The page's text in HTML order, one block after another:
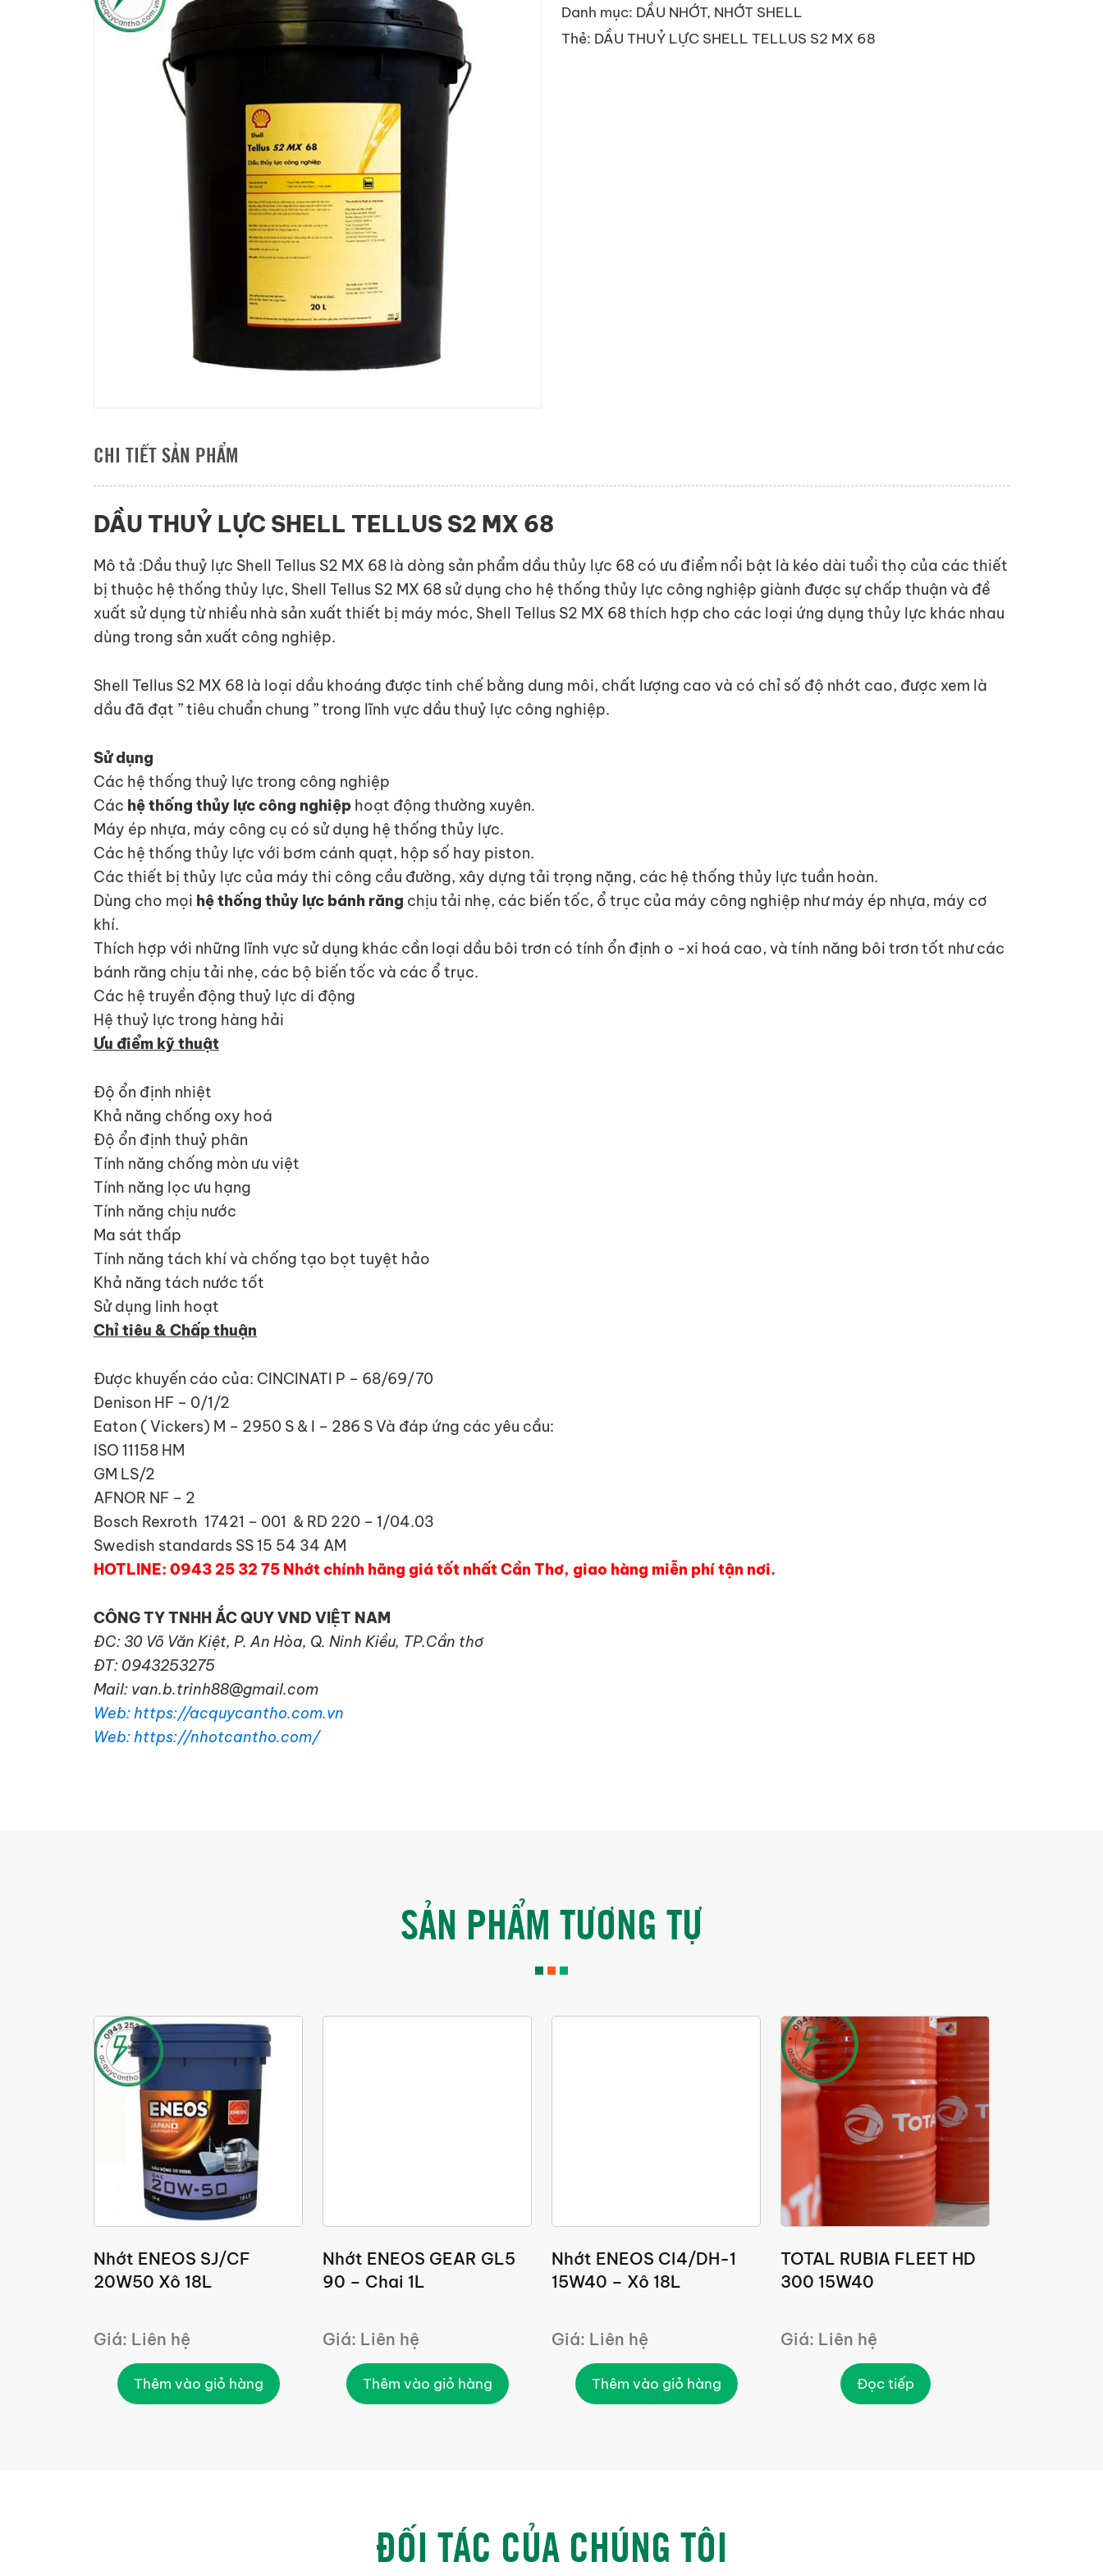
Danh mục: DẦU NHỚT, NHỚT SHELL
Thẻ: DẦU THUỶ LỰC SHELL TELLUS S2 MX 68
CHI TIẾT SẢN PHẨM
DẦU THUỶ LỰC SHELL TELLUS S2 MX 68
Mô tả :Dầu thuỷ lực Shell Tellus S2 MX 68 là dòng sản phẩm dầu thủy lực 68 có ưu điểm nổi bật là kéo dài tuổi thọ của các thiết
bị thuộc hệ thống thủy lực, Shell Tellus S2 MX 68 sử dụng cho hệ thống thủy lực công nghiệp giành được sự chấp thuận và đề
xuất sử dụng từ nhiều nhà sản xuất thiết bị máy móc, Shell Tellus S2 MX 68 thích hợp cho các loại ứng dụng thủy lực khác nhau
dùng trong sản xuất công nghiệp.
Shell Tellus S2 MX 68 là loại dầu khoáng được tinh chế bằng dung môi, chất lượng cao và có chỉ số độ nhớt cao, được xem là
dầu đã đạt ” tiêu chuẩn chung ” trong lĩnh vực dầu thuỷ lực công nghiệp.
Sử dụng
Các hệ thống thuỷ lực trong công nghiệp
Các hệ thống thủy lực công nghiệp hoạt động thường xuyên.
Máy ép nhựa, máy công cụ có sử dụng hệ thống thủy lực.
Các hệ thống thủy lực với bơm cánh quạt, hộp số hay piston.
Các thiết bị thủy lực của máy thi công cầu đường, xây dựng tải trọng nặng, các hệ thống thủy lực tuần hoàn.
Dùng cho mọi hệ thống thủy lực bánh răng chịu tải nhẹ, các biến tốc, ổ trục của máy công nghiệp như máy ép nhựa, máy cơ
khí.
Thích hợp với những lĩnh vực sử dụng khác cần loại dầu bôi trơn có tính ổn định o -xi hoá cao, và tính năng bôi trơn tốt như các
bánh răng chịu tải nhẹ, các bộ biến tốc và các ổ trục.
Các hệ truyền động thuỷ lực di động
Hệ thuỷ lực trong hàng hải
Ưu điểm kỹ thuật
Độ ổn định nhiệt
Khả năng chống oxy hoá
Độ ổn định thuỷ phân
Tính năng chống mòn ưu việt
Tính năng lọc ưu hạng
Tính năng chịu nước
Ma sát thấp
Tính năng tách khí và chống tạo bọt tuyệt hảo
Khả năng tách nước tốt
Sử dụng linh hoạt
Chỉ tiêu & Chấp thuận
Được khuyến cáo của: CINCINATI P – 68/69/70
Denison HF – 0/1/2
Eaton ( Vickers) M – 2950 S & I – 286 S Và đáp ứng các yêu cầu:
ISO 11158 HM
GM LS/2
AFNOR NF – 2
Bosch Rexroth 17421 – 001 & RD 220 – 1/04.03
Swedish standards SS 15 54 34 AM
HOTLINE: 0943 25 32 75 Nhớt chính hãng giá tốt nhất Cần Thơ, giao hàng miễn phí tận nơi.
CÔNG TY TNHH ẮC QUY VND VIỆT NAM
ĐC: 30 Võ Văn Kiệt, P. An Hòa, Q. Ninh Kiều, TP.Cần thơ
ĐT: 0943253275
Mail: van.b.trinh88@gmail.com
Web: https://acquycantho.com.vn
Web: https://nhotcantho.com/
SẢN PHẨM TƯƠNG TỰ
Nhớt ENEOS SJ/CF
20W50 Xô 18L
Giá: Liên hệ
Thêm vào giỏ hàng
Nhớt ENEOS GEAR GL5
90 – Chai 1L
Giá: Liên hệ
Thêm vào giỏ hàng
Nhớt ENEOS CI4/DH-1
15W40 – Xô 18L
Giá: Liên hệ
Thêm vào giỏ hàng
TOTAL RUBIA FLEET HD
300 15W40
Giá: Liên hệ
Đọc tiếp
ĐỐI TÁC CỦA CHÚNG TÔI